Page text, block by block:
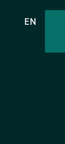
EN